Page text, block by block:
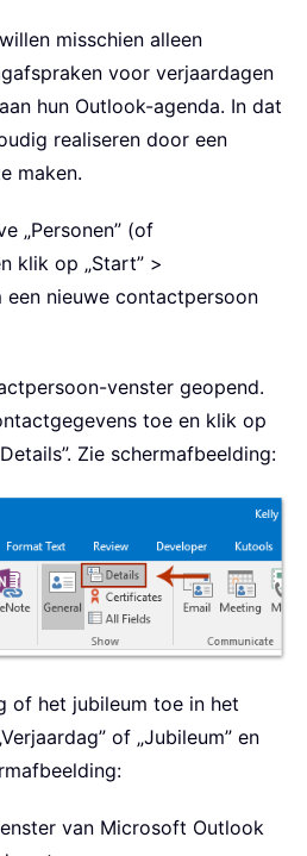
misschien alleen
voor verjaardagen
hun Outlook-agenda. In dat
realiseren door een
maken.
„Personen” (of
klik op „Start” >
een nieuwe contactpersoon
venster geopend.
toe en klik op
Zie schermafbeelding:
of het jubileum toe in het
of „Jubileum” en
van Microsoft Outlook